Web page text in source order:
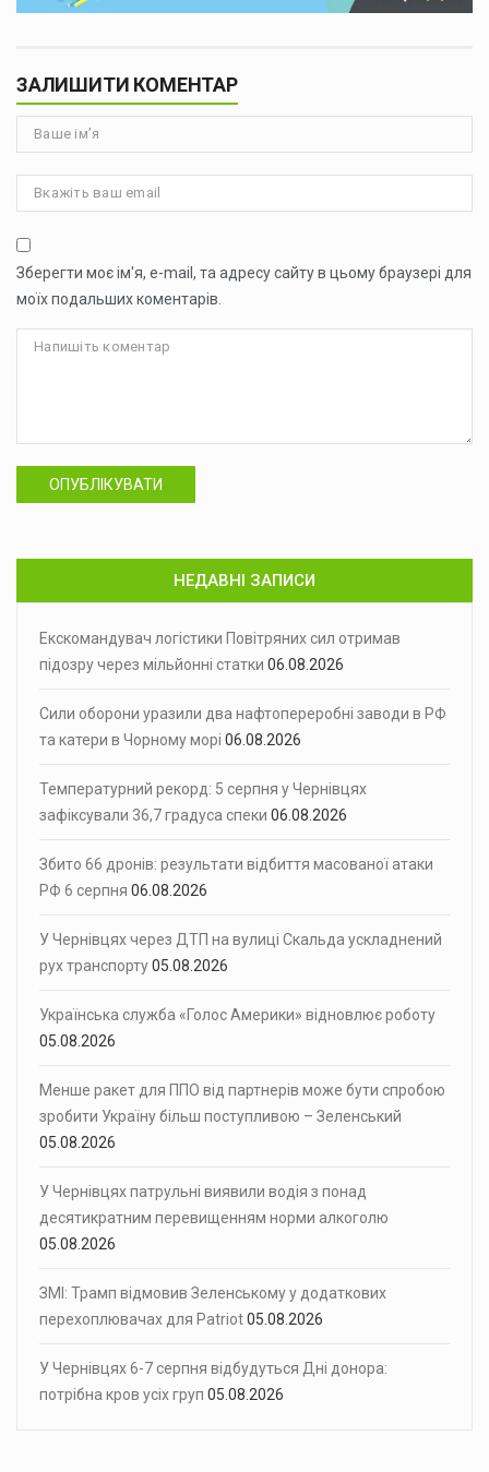
ЗАЛИШИТИ КОМЕНТАР
Зберегти моє ім'я, e-mail, та адресу сайту в цьому браузері для
моїх подальших коментарів.
ОПУБЛІКУВАТИ
НЕДАВНІ ЗАПИСИ
Екскомандувач логістики Повітряних сил отримав
підозру через мільйонні статки 06.08.2026
Сили оборони уразили два нафтопереробні заводи в РФ
та катери в Чорному морі 06.08.2026
Температурний рекорд: 5 серпня у Чернівцях
зафіксували 36,7 градуса спеки 06.08.2026
Збито 66 дронів: результати відбиття масованої атаки
РФ 6 серпня 06.08.2026
У Чернівцях через ДТП на вулиці Скальда ускладнений
рух транспорту05.08.2026
Українська служба «Голос Америки» відновлює роботу
05.08.2026
Менше ракет для ППО від партнерів може бути спробою
зробити Україну більш поступливою – Зеленський
05.08.2026
У Чернівцях патрульні виявили водія з понад
десятикратним перевищенням норми алкоголю
05.08.2026
ЗМІ: Трамп відмовив Зеленському у додаткових
перехоплювачах для Patriot05.08.2026
У Чернівцях 6-7 серпня відбудуться Дні донора:
потрібна кров усіх груп 05.08.2026